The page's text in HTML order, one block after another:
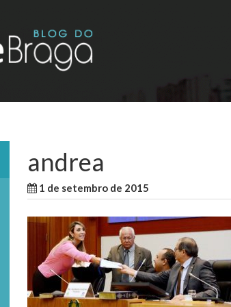
andrea
1 de setembro de 2015